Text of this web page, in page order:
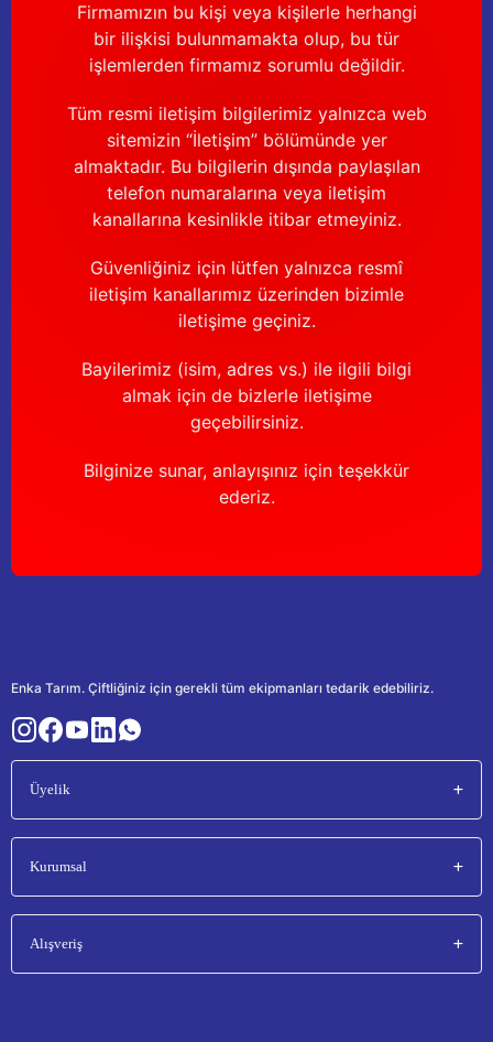
Firmamızın bu kişi veya kişilerle herhangi
bir ilişkisi bulunmamakta olup, bu tür
işlemlerden firmamız sorumlu değildir.
Tüm resmi iletişim bilgilerimiz yalnızca web
sitemizin “İletişim” bölümünde yer
almaktadır. Bu bilgilerin dışında paylaşılan
telefon numaralarına veya iletişim
kanallarına kesinlikle itibar etmeyiniz.
Güvenliğiniz için lütfen yalnızca resmî
iletişim kanallarımız üzerinden bizimle
iletişime geçiniz.
Bayilerimiz (isim, adres vs.) ile ilgili bilgi
almak için de bizlerle iletişime
geçebilirsiniz.
Bilginize sunar, anlayışınız için teşekkür
ederiz.
Enka Tarım. Çiftliğiniz için gerekli tüm ekipmanları tedarik edebiliriz.
Üyelik
Kurumsal
Alışveriş